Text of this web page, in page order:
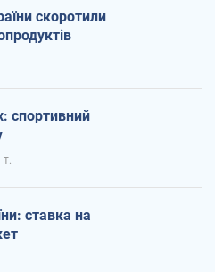
скоротили
спортивний
т.
ставка на